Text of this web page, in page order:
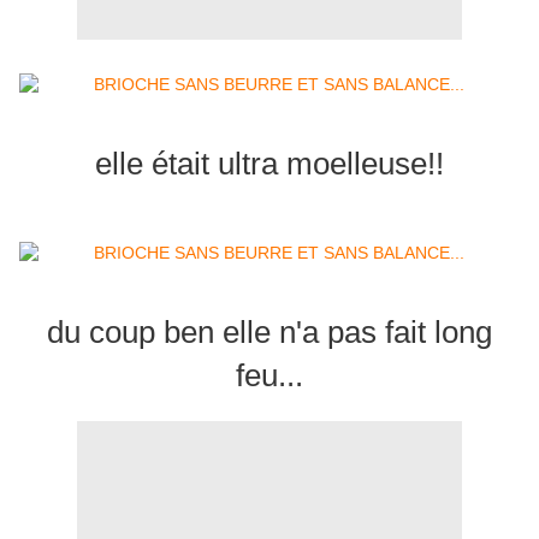
elle était ultra moelleuse!!
du coup ben elle n'a pas fait long
feu...